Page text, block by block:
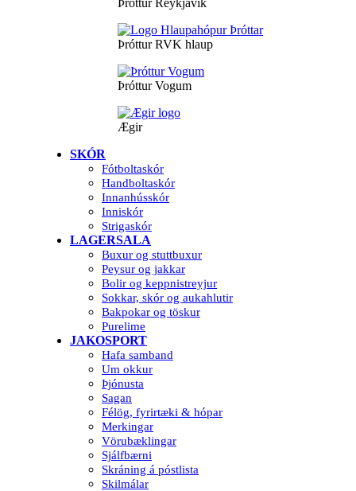
Þróttur RVK hlaup
Þróttur Vogum
Ægir
SKÓR
Fótboltaskór
Handboltaskór
Innanhússkór
Inniskór
Strigaskór
LAGERSALA
Buxur og stuttbuxur
Peysur og jakkar
Bolir og keppnistreyjur
Sokkar, skór og aukahlutir
Bakpokar og töskur
Purelime
JAKOSPORT
Hafa samband
Um okkur
Þjónusta
Sagan
Félög, fyrirtæki & hópar
Merkingar
Vörubæklingar
Sjálfbærni
Skráning á póstlista
Skilmálar